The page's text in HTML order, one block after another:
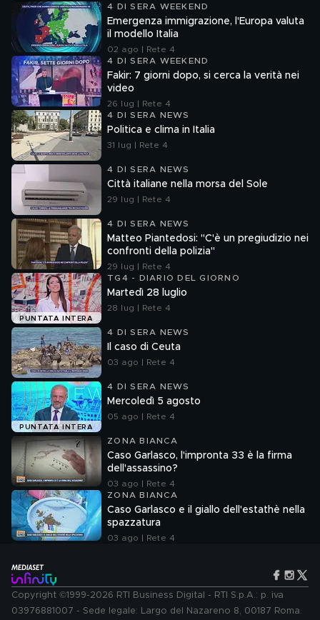
4 DI SERA WEEKEND
Emergenza immigrazione, l'Europa valuta
il modello Italia
02 ago | Rete 4
4 DI SERA WEEKEND
Fakir: 7 giorni dopo, si cerca la verità nei
video
26 lug | Rete 4
4 DI SERA NEWS
Politica e clima in Italia
31 lug | Rete 4
4 DI SERA NEWS
Città italiane nella morsa del Sole
29 lug | Rete 4
4 DI SERA NEWS
Matteo Piantedosi: "C'è un pregiudizio nei
confronti della polizia"
29 lug | Rete 4
PUNTATA INTERA
TG4 - DIARIO DEL GIORNO
Martedì 28 luglio
28 lug | Rete 4
4 DI SERA NEWS
Il caso di Ceuta
03 ago | Rete 4
PUNTATA INTERA
4 DI SERA NEWS
Mercoledì 5 agosto
05 ago | Rete 4
ZONA BIANCA
Caso Garlasco, l'impronta 33 è la firma
dell'assassino?
03 ago | Rete 4
ZONA BIANCA
Caso Garlasco e il giallo dell'estathè nella
spazzatura
03 ago | Rete 4
Copyright ©1999-2026 RTI Business Digital - RTI S.p.A.: p. iva
03976881007 - Sede legale: Largo del Nazareno 8, 00187 Roma.